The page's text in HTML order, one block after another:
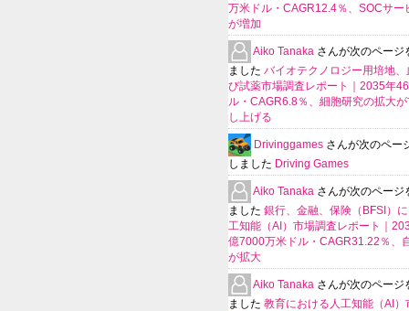
万米ドル・CAGR12.4％、SOCサー
が増加
Aiko Tanaka さんが次のページ
ました バイオテクノロジー用培地、
び試薬市場調査レポート｜2035年
ル・CAGR6.8％、細胞研究の拡大
し上げる
Drivinggames さんが次のペー
しました Driving Games
Aiko Tanaka さんが次のページ
ました 銀行、金融、保険（BFSI）
工知能（AI）市場調査レポート｜
億7000万米ドル・CAGR31.22％、
が拡大
Aiko Tanaka さんが次のページ
ました 教育における人工知能（AI）